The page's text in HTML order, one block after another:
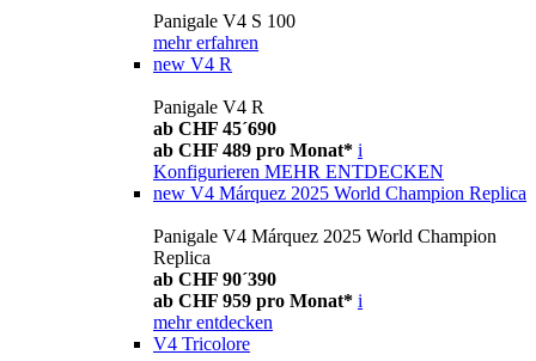
Panigale V4 S 100
mehr erfahren
new V4 R
Panigale V4 R
ab CHF 45´690
ab CHF 489 pro Monat* i
Konfigurieren MEHR ENTDECKEN
new V4 Márquez 2025 World Champion Replica
Panigale V4 Márquez 2025 World Champion
Replica
ab CHF 90´390
ab CHF 959 pro Monat* i
mehr entdecken
V4 Tricolore